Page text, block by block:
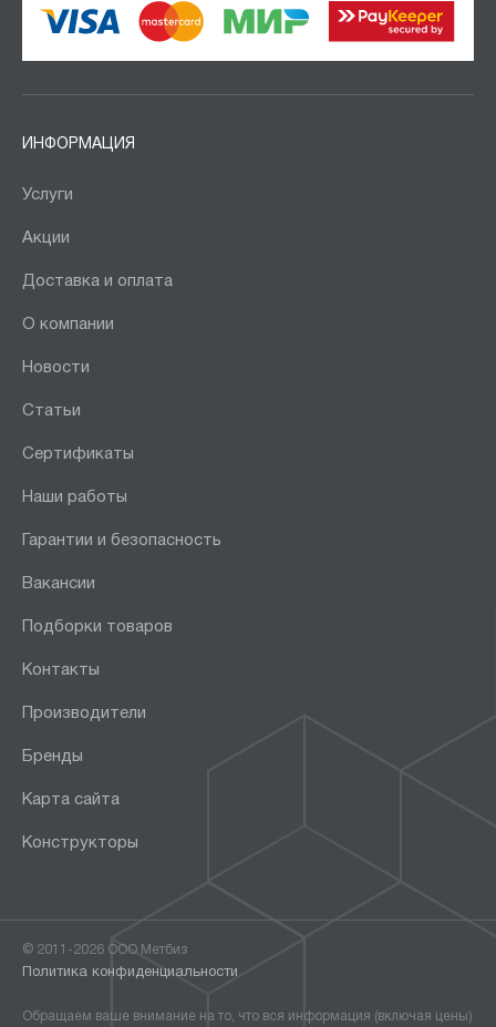
ИНФОРМАЦИЯ
Услуги
Акции
Доставка и оплата
О компании
Новости
Статьи
Сертификаты
Наши работы
Гарантии и безопасность
Вакансии
Подборки товаров
Контакты
Производители
Бренды
Карта сайта
Конструкторы
© 2011-2026 ООО Метбиз
Политика конфиденциальности
Обращаем ваше внимание на то, что вся информация (включая цены)